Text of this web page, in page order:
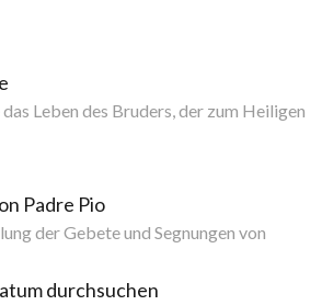
Leben des Bruders, der zum Heiligen
Padre Pio
der Gebete und Segnungen von
durchsuchen